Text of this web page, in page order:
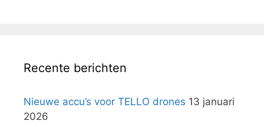
Recente berichten
Nieuwe accu’s voor TELLO drones 13 januari
2026